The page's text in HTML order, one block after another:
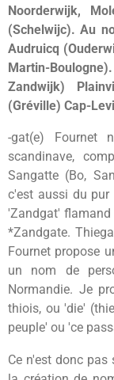
Noorderwijk,
(Schelwijc). Au
Audruicq
Martin-
Zandwijk)
(Gréville) Cap-
-gat(e) Fournet
scandinave,
Sangatte (Bo,
c'est aussi du pur
'Zandgat' flamand
*Zandgate.
Fournet propose
un nom de
Normandie. Je
thiois, ou 'die'
peuple' ou 'ce
Ce n'est donc